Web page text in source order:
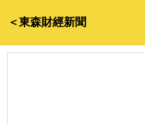
＜東森財經新聞